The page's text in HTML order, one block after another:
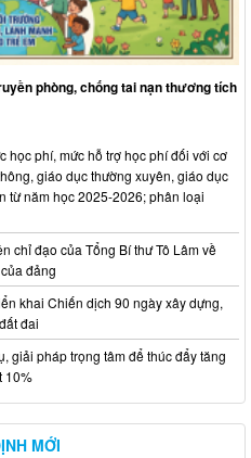
phòng, chống tai nạn thương tích
học phí, mức hỗ trợ học phí đối với cơ
giáo dục thường xuyên, giáo dục
từ năm học 2025-2026; phân loại
chỉ đạo của Tổng Bí thư Tô Lâm về
đảng
khai Chiến dịch 90 ngày xây dựng,
đai
giải pháp trọng tâm để thúc đẩy tăng
10%
MỚI